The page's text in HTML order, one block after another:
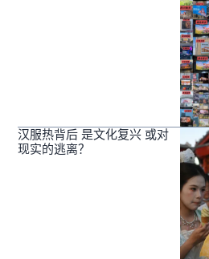
汉服热背后 是文化复兴 或对
现实的逃离？